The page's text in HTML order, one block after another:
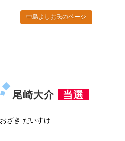
中島よしお氏のページ
尾崎大介 当選
おざき だいすけ